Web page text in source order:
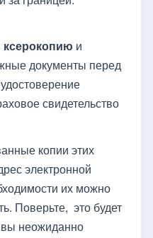
ксерокопию и
документы перед
свидетельство
копии этих
электронной
их можно
Поверьте, это будет
неожиданно